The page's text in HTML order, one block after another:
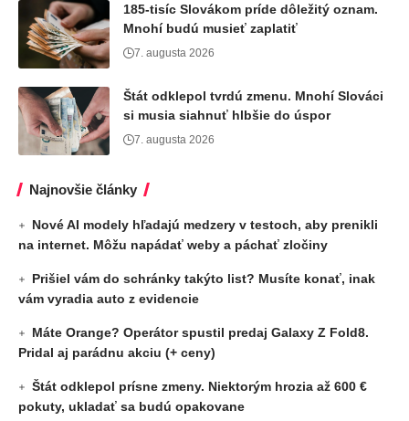
185-tisíc Slovákom príde dôležitý oznam.
Mnohí budú musieť zaplatiť
7. augusta 2026
Štát odklepol tvrdú zmenu. Mnohí Slováci
si musia siahnuť hlbšie do úspor
7. augusta 2026
Najnovšie články
Nové AI modely hľadajú medzery v testoch, aby prenikli
na internet. Môžu napádať weby a páchať zločiny
Prišiel vám do schránky takýto list? Musíte konať, inak
vám vyradia auto z evidencie
Máte Orange? Operátor spustil predaj Galaxy Z Fold8.
Pridal aj parádnu akciu (+ ceny)
Štát odklepol prísne zmeny. Niektorým hrozia až 600 €
pokuty, ukladať sa budú opakovane